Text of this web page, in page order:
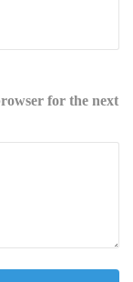
for the next